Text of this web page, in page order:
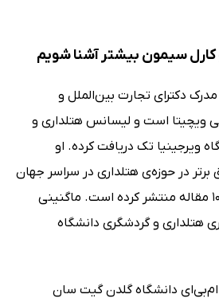
کارل سیمون بیشتر آشنا شویم
دکترای تجارت بین‌الملل و
ویچیتا است و لیسانس هتلداری و
ویرجینیا تک دریافت کرده. او
یکی از 12 محقق برتر در حوزه‌ی هتلداری در سراسر جهان
معرفی شده و بیش از 100 مقاله منتشر کرده است. ماگنینی
هتلداری و گردشگری دانشگاه
دانشگاه گلدن گیت سان